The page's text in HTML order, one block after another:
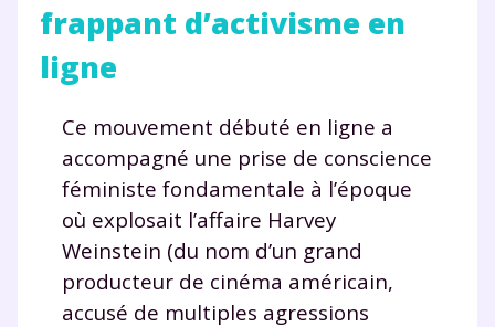
frappant d’activisme en
ligne
Ce mouvement débuté en ligne a
accompagné une prise de conscience
féministe fondamentale à l’époque
où explosait l’affaire Harvey
Weinstein (du nom d’un grand
producteur de cinéma américain,
accusé de multiples agressions